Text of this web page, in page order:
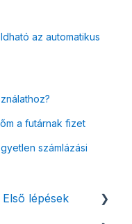
az automatikus
a futárnak fizet
számlázási
lépések